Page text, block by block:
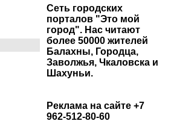
Сеть городских
порталов "Это мой
город". Нас читают
более 50000 жителей
Балахны, Городца,
Заволжья, Чкаловска и
Шахуньи.
Реклама на сайте +7
962-512-80-60